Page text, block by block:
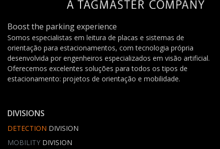
Boost the parking experience
Somos especialistas em leitura de placas e sistemas de
orientação para estacionamentos, com tecnologia própria
desenvolvida por engenheiros especializados em visão artificial.
Oferecemos excelentes soluções para todos os tipos de
estacionamento: projetos de orientação e mobilidade.
DIVISIONS
DETECTION DIVISION
MOBILITY DIVISION